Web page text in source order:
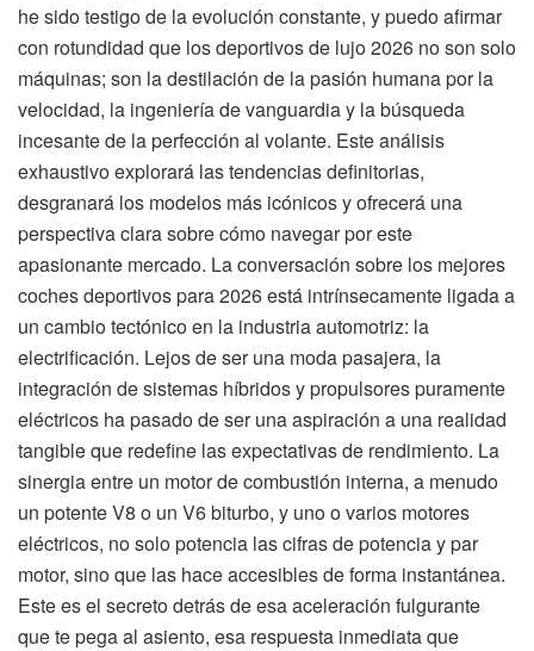
he sido testigo de la evolución constante, y puedo afirmar
con rotundidad que los deportivos de lujo 2026 no son solo
máquinas; son la destilación de la pasión humana por la
velocidad, la ingeniería de vanguardia y la búsqueda
incesante de la perfección al volante. Este análisis
exhaustivo explorará las tendencias definitorias,
desgranará los modelos más icónicos y ofrecerá una
perspectiva clara sobre cómo navegar por este
apasionante mercado. La conversación sobre los mejores
coches deportivos para 2026 está intrínsecamente ligada a
un cambio tectónico en la industria automotriz: la
electrificación. Lejos de ser una moda pasajera, la
integración de sistemas híbridos y propulsores puramente
eléctricos ha pasado de ser una aspiración a una realidad
tangible que redefine las expectativas de rendimiento. La
sinergia entre un motor de combustión interna, a menudo
un potente V8 o un V6 biturbo, y uno o varios motores
eléctricos, no solo potencia las cifras de potencia y par
motor, sino que las hace accesibles de forma instantánea.
Este es el secreto detrás de esa aceleración fulgurante
que te pega al asiento, esa respuesta inmediata que